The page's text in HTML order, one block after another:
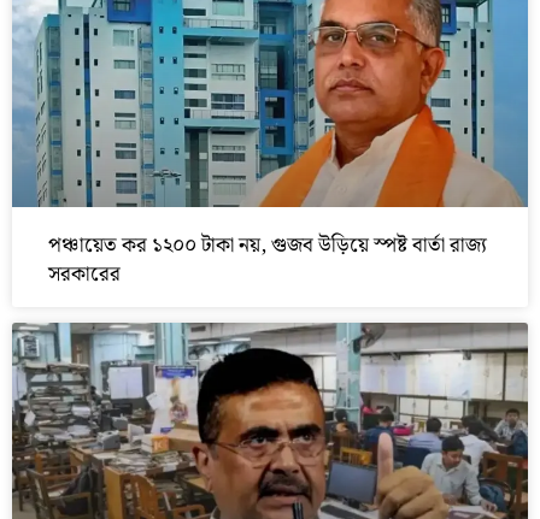
পঞ্চায়েত কর ১২০০ টাকা নয়, গুজব উড়িয়ে স্পষ্ট বার্তা রাজ্য
সরকারের